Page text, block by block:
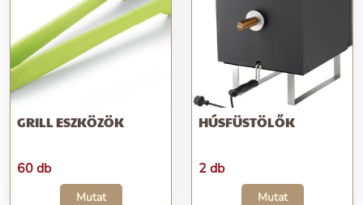
GRILL ESZKÖZÖK
60 db
Mutat
HÚSFÜSTÖLŐK
2 db
Mutat